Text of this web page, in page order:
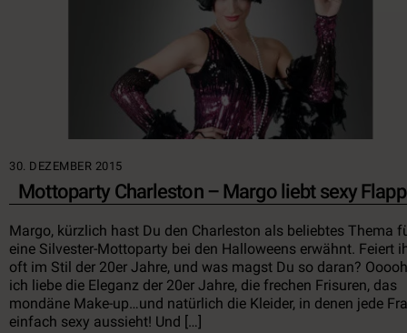
30. DEZEMBER 2015
Mottoparty Charleston – Margo liebt sexy
Margo, kürzlich hast Du den Charleston als beliebtes Thema
eine Silvester-Mottoparty bei den Halloweens erwähnt. Feiert
oft im Stil der 20er Jahre, und was magst Du so daran?
ich liebe die Eleganz der 20er Jahre, die frechen Frisuren, das
mondäne Make-up…und natürlich die Kleider, in denen jede
einfach sexy aussieht! Und […]